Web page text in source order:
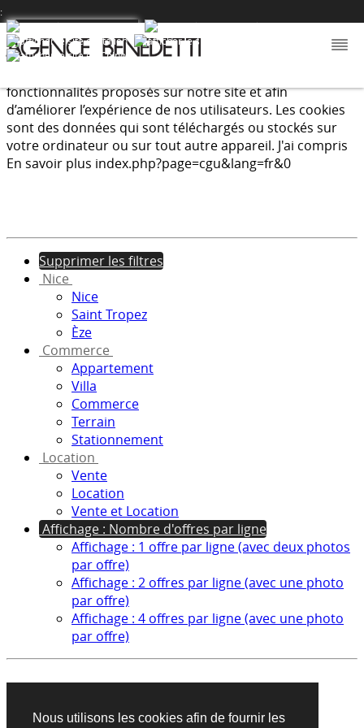
Nous utilisons les cookies afin de fournir les
fonctionnalités proposés sur notre site et afin
d’améliorer l’expérience de nos utilisateurs. Les cookies
sont des données qui sont téléchargés ou stockés sur
votre ordinateur ou sur tout autre appareil. J'ai compris
En savoir plus index.php?page=cgu&lang=fr&0
:
Supprimer les filtres
Nice
Nice
Saint Tropez
Èze
Commerce
Appartement
Villa
Commerce
Terrain
Stationnement
Location
Vente
Location
Vente et Location
Affichage : Nombre d'offres par ligne
Affichage : 1 offre par ligne (avec deux photos
par offre)
Affichage : 2 offres par ligne (avec une photo
par offre)
Affichage : 4 offres par ligne (avec une photo
par offre)